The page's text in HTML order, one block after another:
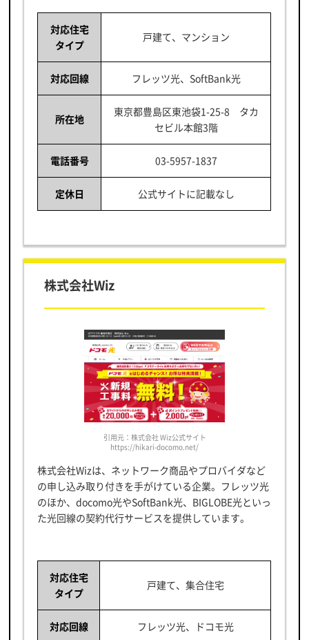
対応住宅
タイプ
戸建て、マンション
対応回線 フレッツ光、SoftBank光
所在地
東京都豊島区東池袋1-25-8 タカ
セビル本館3階
電話番号 03-5957-1837
定休日 公式サイトに記載なし
株式会社Wiz
引用元：株式会社 Wiz公式サイト
https://hikari-docomo.net/
株式会社Wizは、ネットワーク商品やプロバイダなど
の申し込み取り付きを手がけている企業。フレッツ光
のほか、docomo光やSoftBank光、BIGLOBE光といっ
た光回線の契約代行サービスを提供しています。
対応住宅
タイプ
戸建て、集合住宅
対応回線 フレッツ光、ドコモ光